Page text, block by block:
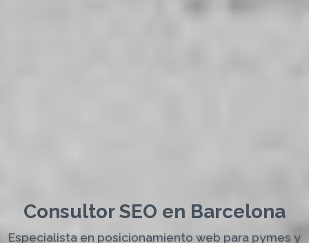
Consultor SEO en Barcelona
Especialista en posicionamiento web para pymes y